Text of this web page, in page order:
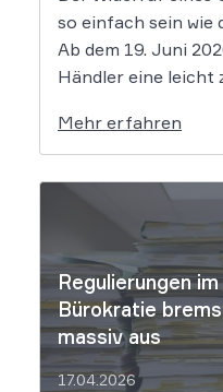
so einfach sein wie
Ab dem 19. Juni
Händler eine leicht
sogenannten
was Shop-
um Abmahnungen
Widerrufsbelehrung
Mehr erfahren
Regulierungen
Bürokratie
massiv aus
17.04.2026